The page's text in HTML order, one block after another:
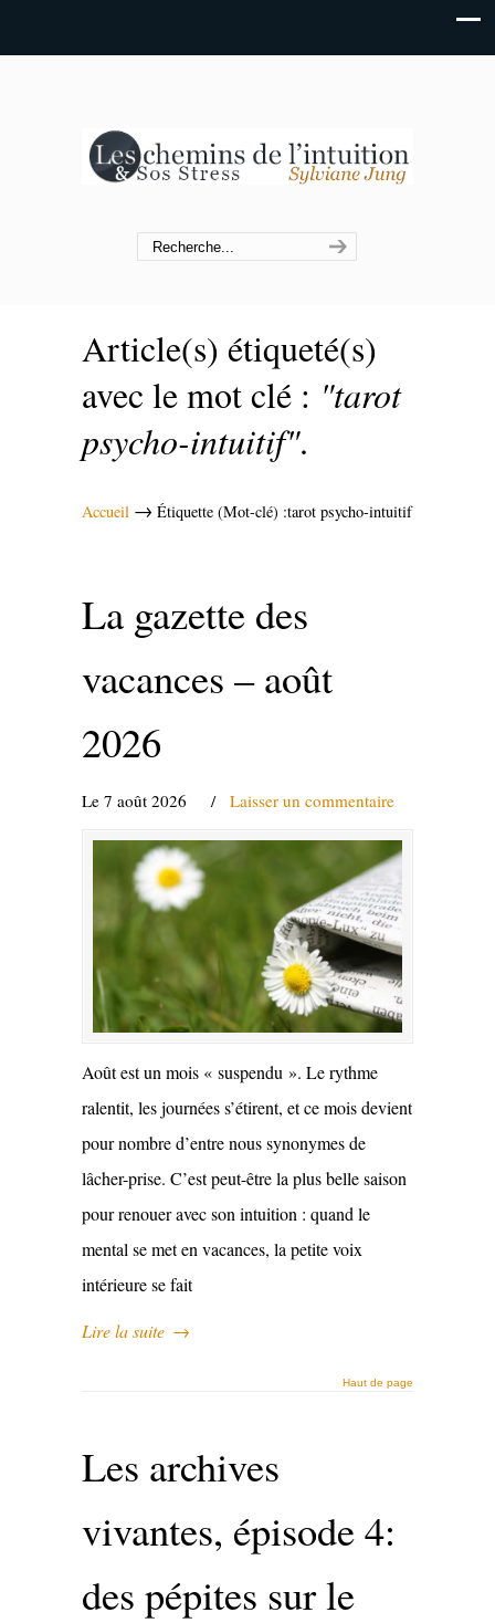
Article(s) étiqueté(s)
avec le mot clé : "tarot
psycho-intuitif".
Accueil → Étiquette (Mot-clé) :tarot psycho-intuitif
La gazette des
vacances – août
2026
Le 7 août 2026 / Laisser un commentaire
Août est un mois « suspendu ». Le rythme
ralentit, les journées s’étirent, et ce mois devient
pour nombre d’entre nous synonymes de
lâcher-prise. C’est peut-être la plus belle saison
pour renouer avec son intuition : quand le
mental se met en vacances, la petite voix
intérieure se fait
Lire la suite →
Haut de page
Les archives
vivantes, épisode 4:
des pépites sur le